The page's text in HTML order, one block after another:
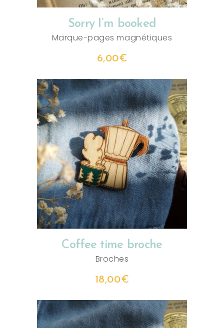
Sorry I’m booked
Marque-pages magnétiques
6,00€
AJOUTER AU PANIER
Coffee time broche
Broches
18,00€